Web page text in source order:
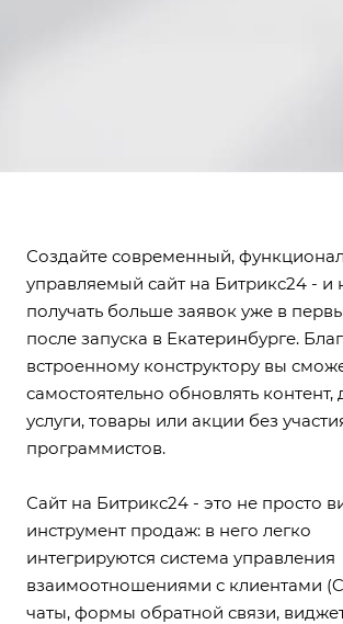
Создайте современный,
управляемый сайт на Битрикс24 - и
получать больше заявок уже в
после запуска в Екатеринбурге.
встроенному конструктору вы
самостоятельно обновлять контент,
услуги, товары или акции без
программистов.
Сайт на Битрикс24 - это не просто
инструмент продаж: в него легко
интегрируются система управления
взаимоотношениями с клиентами
чаты, формы обратной связи,